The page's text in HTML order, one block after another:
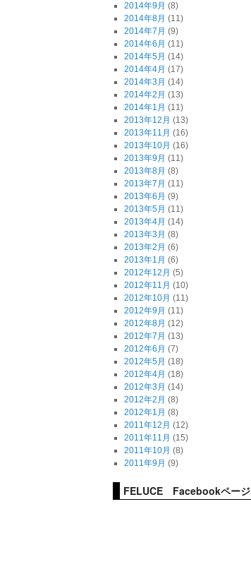
2014年9月 (8)
2014年8月 (11)
2014年7月 (9)
2014年6月 (11)
2014年5月 (14)
2014年4月 (17)
2014年3月 (14)
2014年2月 (13)
2014年1月 (11)
2013年12月 (13)
2013年11月 (16)
2013年10月 (16)
2013年9月 (11)
2013年8月 (8)
2013年7月 (11)
2013年6月 (9)
2013年5月 (11)
2013年4月 (14)
2013年3月 (8)
2013年2月 (6)
2013年1月 (6)
2012年12月 (5)
2012年11月 (10)
2012年10月 (11)
2012年9月 (11)
2012年8月 (12)
2012年7月 (13)
2012年6月 (7)
2012年5月 (18)
2012年4月 (18)
2012年3月 (14)
2012年2月 (8)
2012年1月 (8)
2011年12月 (12)
2011年11月 (15)
2011年10月 (8)
2011年9月 (9)
FELUCE Facebookページ